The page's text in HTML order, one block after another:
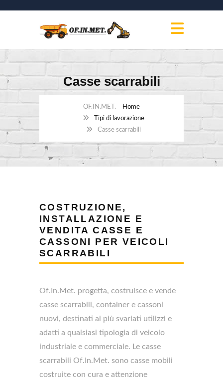
Casse scarrabili
Home
Tipi di lavorazione
Casse scarrabili
COSTRUZIONE,
INSTALLAZIONE E
VENDITA CASSE E
CASSONI PER VEICOLI
SCARRABILI
Of.In.Met. progetta, costruisce e vende
casse scarrabili, container e cassoni
nuovi, destinati ai più svariati utilizzi e
adatti a qualsiasi tipologia di veicolo
industriale e commerciale. Le casse
scarrabili Of.In.Met. sono casse mobili
costruite con cura e attenzione